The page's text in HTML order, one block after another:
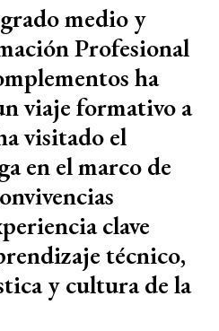
medio y
Profesional
ha
viaje formativo a
visitado el
en el marco de
clave
técnico,
y cultura de la